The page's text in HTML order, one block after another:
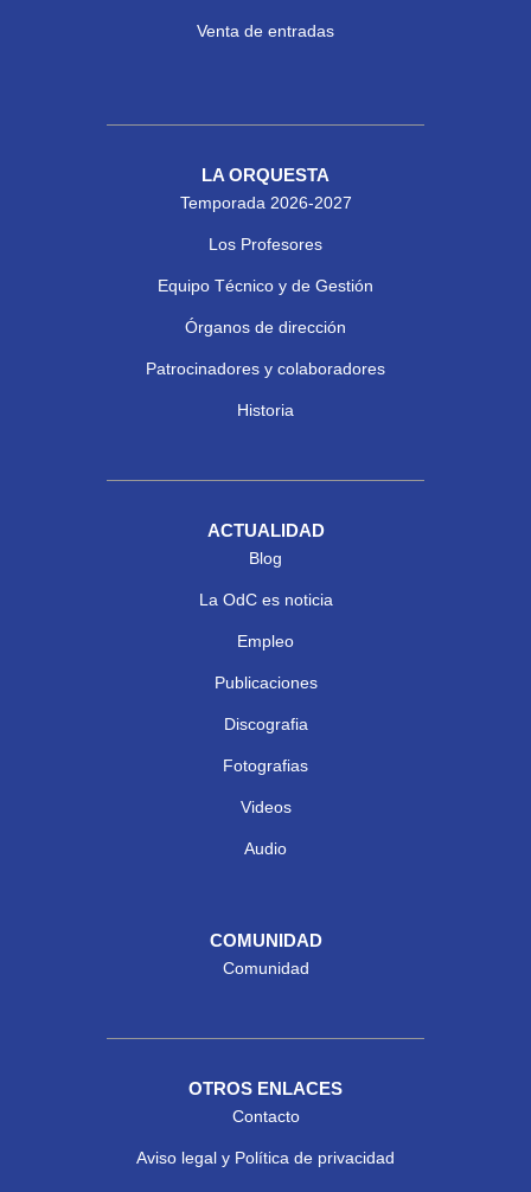
Venta de entradas
LA ORQUESTA
Temporada 2026-2027
Los Profesores
Equipo Técnico y de Gestión
Órganos de dirección
Patrocinadores y colaboradores
Historia
ACTUALIDAD
Blog
La OdC es noticia
Empleo
Publicaciones
Discografia
Fotografias
Videos
Audio
COMUNIDAD
Comunidad
OTROS ENLACES
Contacto
Aviso legal y Política de privacidad